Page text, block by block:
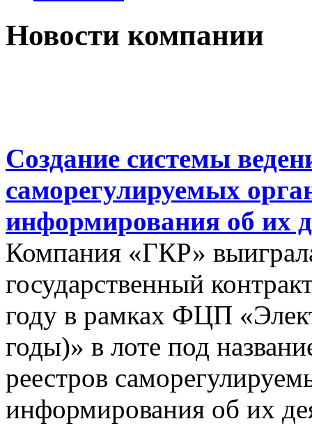
Новости компании
Создание системы
саморегулируемых
информирования об их
Компания «ГКР»
государственный
году в рамках ФЦП
годы)» в лоте под
реестров
информирования об их